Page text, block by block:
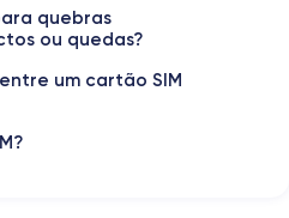
Sim, todos os operadores
quebras
ou quedas?
um cartão SIM